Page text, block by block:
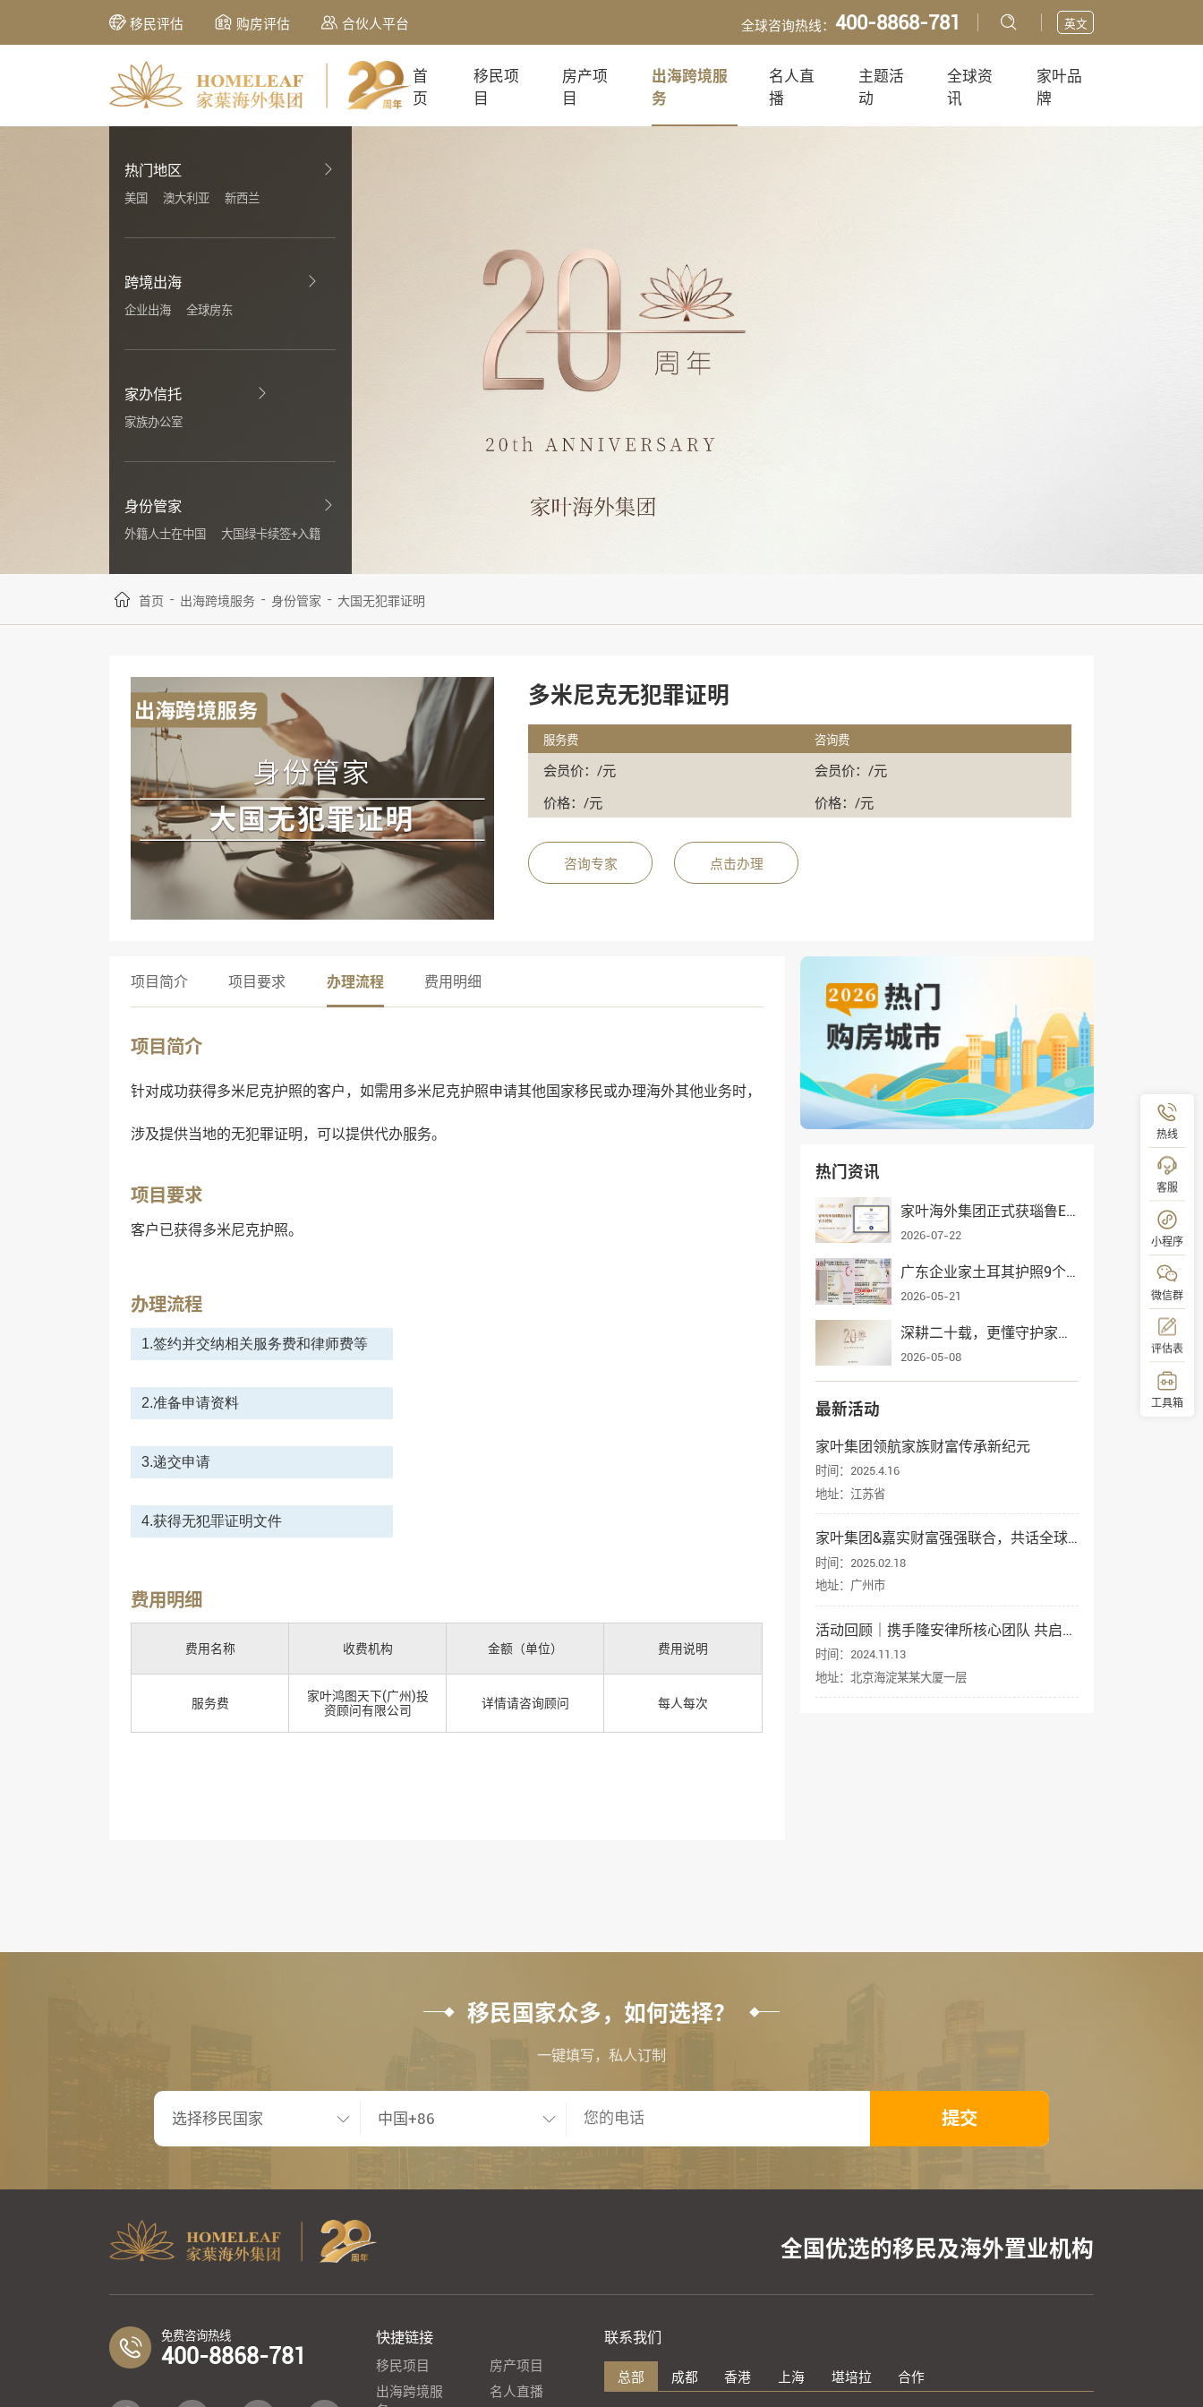
移民评估 购房评估 合伙人平台 全球咨询热线：400-8868-781 英文
首
页
移民项
目
房产项
目
出海跨境服
务
名人直
播
主题活
动
全球资
讯
家叶品
牌
热门地区
美国 澳大利亚 新西兰
跨境出海
企业出海 全球房东
家办信托
家族办公室
身份管家
外籍人士在中国 大国绿卡续签+入籍
首页 - 出海跨境服务 - 身份管家 - 大国无犯罪证明
多米尼克无犯罪证明
服务费 咨询费
会员价：/元
会员价：/元
价格：/元
价格：/元
咨询专家 点击办理
项目简介 项目要求 办理流程 费用明细
项目简介
针对成功获得多米尼克护照的客户，如需用 多米尼克护照申请其他国家移民或办理海外其他业务时，
涉及提供当地的无犯罪证明，可以提供代办服务。
项目要求
客户已获得多米尼克护照。
办理流程
1.签约并交纳相关服务费和律师费等
2.准备申请资料
3.递交申请
4.获得无犯罪证明文件
费用明细
费用名称 收费机构 金额（单位） 费用说明
服务费
家叶鸿图天下(广州)投
资顾问有限公司
详情请咨询顾问 每人每次
热门资讯
家叶海外集团正式获瑙鲁ECRCP项目官方授权，身份规划服务再添权威认证
2026-07-22
广东企业家土耳其护照9个月获批，家叶海外全流程护航一家三口入籍
2026-05-21
深耕二十载，更懂守护家业——家叶海外集团辉煌发展纪实
2026-05-08
最新活动
家叶集团领航家族财富传承新纪元
时间：2025.4.16
地址：江苏省
家叶集团&嘉实财富强强联合，共话全球资产配置与身份规划
时间：2025.02.18
地址：广州市
活动回顾｜携手隆安律所核心团队 共启企业出海新征程
时间：2024.11.13
地址：北京海淀某某大厦一层
移民国家众多，如何选择？
一键填写，私人订制
提交
全国优选的移民及海外置业机构
免费咨询热线
400-8868-781
快捷链接
移民项目
房产项目
出海跨境服
名人直播
联系我们
总部 成都 香港 上海 堪培拉 合作
热线
客服
小程序
微信群
评估表
工具箱